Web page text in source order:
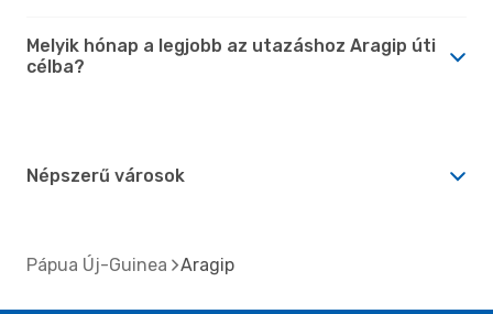
Melyik hónap a legjobb az utazáshoz Aragip úti
célba?
Népszerű városok
Pápua Új-Guinea Aragip